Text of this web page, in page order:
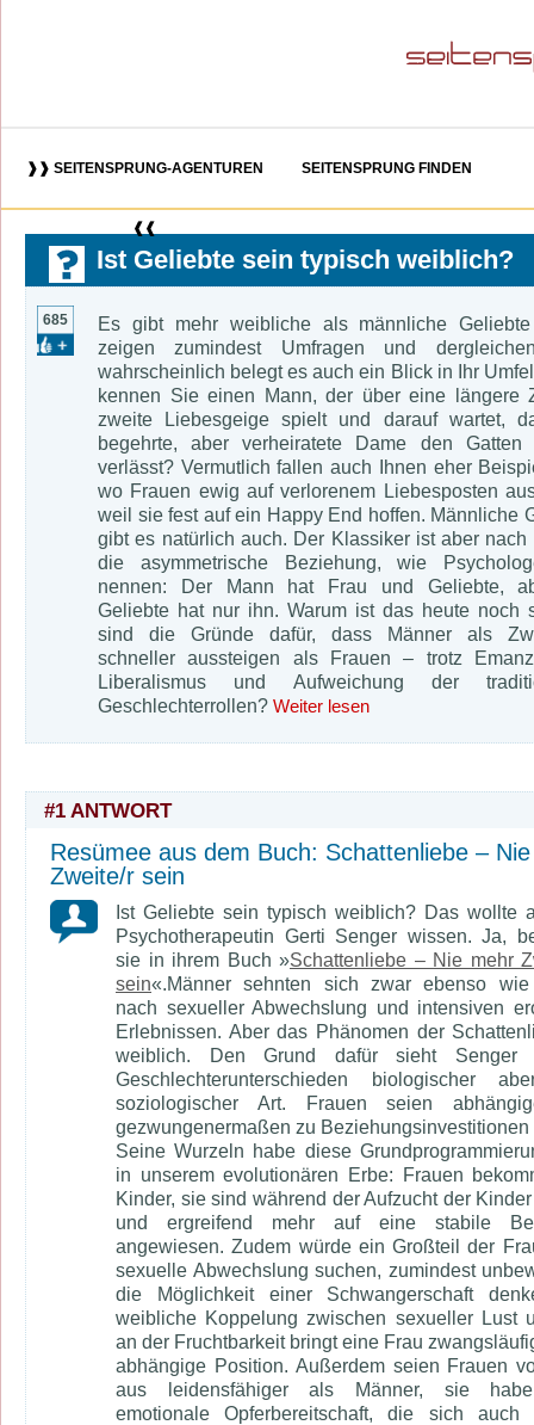
❱❱ SEITENSPRUNG-AGENTUREN
❰❰
SEITENSPRUNG FINDEN
Ist Geliebte sein typisch weiblich?
685
Es gibt mehr weibliche als männliche
zeigen zumindest Umfragen und
wahrscheinlich belegt es auch ein Blick in Ihr
kennen Sie einen Mann, der über eine längere
zweite Liebesgeige spielt und darauf wartet,
begehrte, aber verheiratete Dame den
verlässt? Vermutlich fallen auch Ihnen eher
wo Frauen ewig auf verlorenem Liebesposten
weil sie fest auf ein Happy End hoffen. Männliche
gibt es natürlich auch. Der Klassiker ist aber nach
die asymmetrische Beziehung, wie
nennen: Der Mann hat Frau und Geliebte,
Geliebte hat nur ihn. Warum ist das heute noch
sind die Gründe dafür, dass Männer als
schneller aussteigen als Frauen – trotz
Liberalismus und Aufweichung der
Geschlechterrollen? Weiter lesen
#1 ANTWORT
Resümee aus dem Buch: Schattenliebe –
Zweite/r sein
Ist Geliebte sein typisch weiblich? Das wollte
Psychotherapeutin Gerti Senger wissen. Ja,
sie in ihrem Buch »Schattenliebe – Nie mehr
sein«.Männer sehnten sich zwar ebenso wie
nach sexueller Abwechslung und intensiven
Erlebnissen. Aber das Phänomen der
weiblich. Den Grund dafür sieht
Geschlechterunterschieden biologischer
soziologischer Art. Frauen seien
gezwungenermaßen zu Beziehungsinvestitionen
Seine Wurzeln habe diese
in unserem evolutionären Erbe: Frauen
Kinder, sie sind während der Aufzucht der
und ergreifend mehr auf eine stabile
angewiesen. Zudem würde ein Großteil der
sexuelle Abwechslung suchen, zumindest
die Möglichkeit einer Schwangerschaft
weibliche Koppelung zwischen sexueller Lust
an der Fruchtbarkeit bringt eine Frau
abhängige Position. Außerdem seien Frauen
aus leidensfähiger als Männer, sie
emotionale Opferbereitschaft, die sich